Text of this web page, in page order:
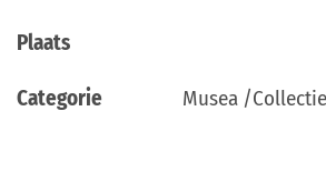
Plaats
Categorie Musea /